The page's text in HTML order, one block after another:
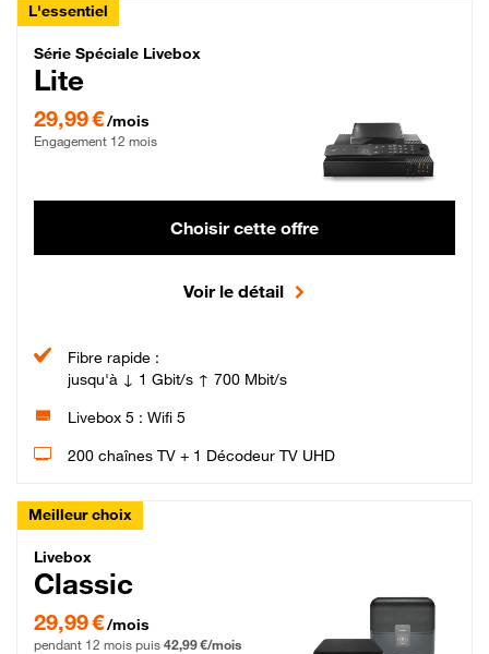
L'essentiel
Série Spéciale Livebox Lite Fibre
Série Spéciale Livebox
Lite
29,99 €/mois
Engagement 12 mois
Choisir cette offre
Voir le détail
Fibre rapide :
jusqu'à ↓ 1 Gbit/s ↑ 700 Mbit/s
Livebox 5 : Wifi 5
200 chaînes TV + 1 Décodeur TV UHD
Meilleur choix
Livebox Classic Fibre
Livebox
Classic
29,99 € par mois pendant 12 mois puis 42,99 € par mois, Engagement 12 mois
29,99 €/mois
pendant 12 mois puis 42,99 €/mois